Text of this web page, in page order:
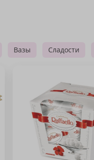
Вазы Сладости